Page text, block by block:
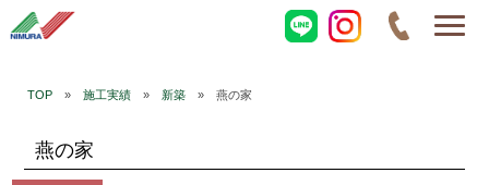
TOP» 施工実績» 新築» 燕の家
燕の家